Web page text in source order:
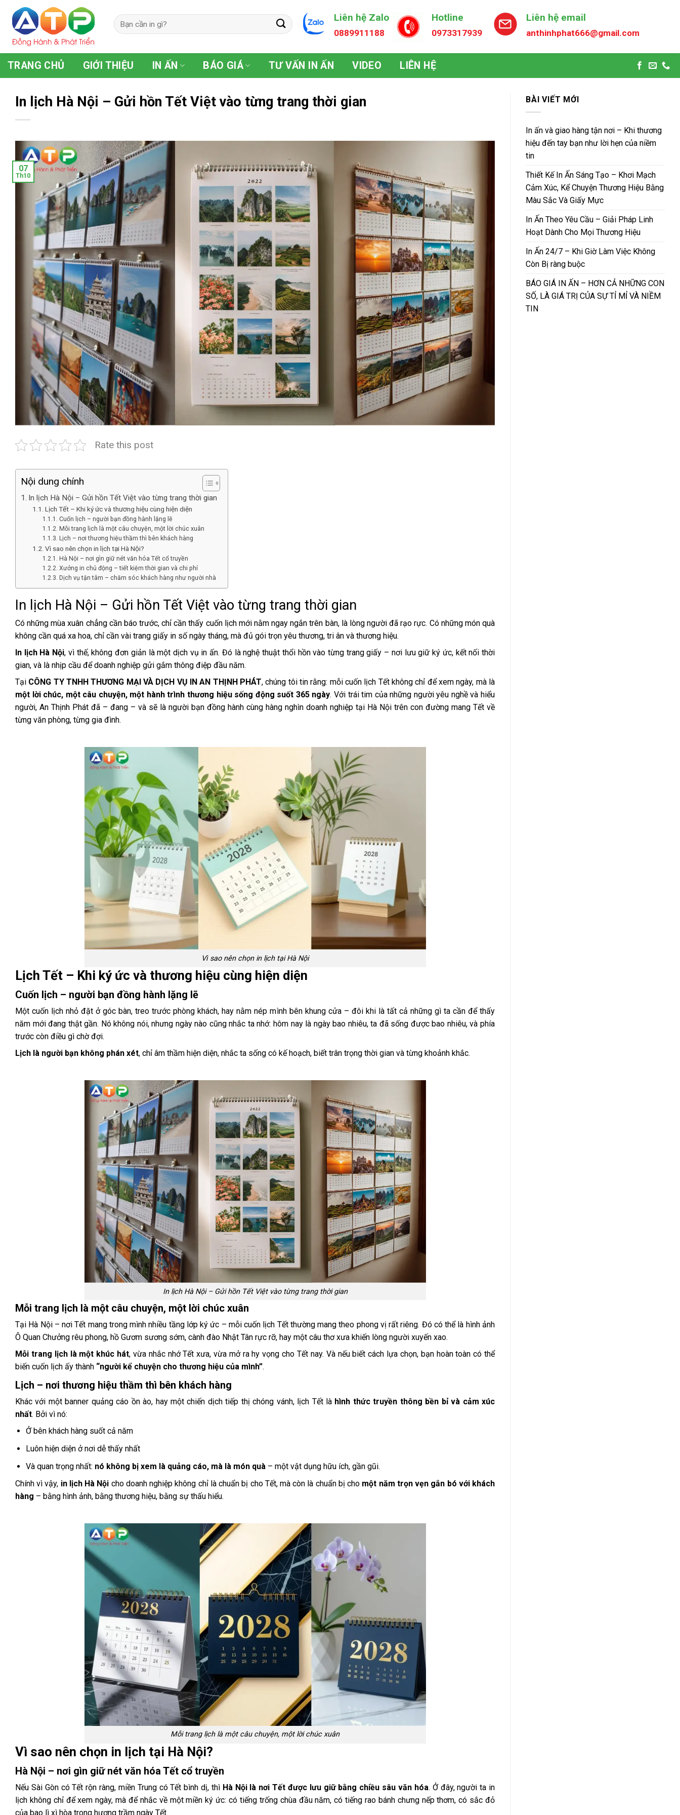
content
Liên hệ Zalo
0889911188
Hotline
0973317939
Liên hệ email
anthinhphat666@gmail.com
TRANG CHỦ GIỚI THIỆU IN ẤN BÁO GIÁ TƯ VẤN IN ẤN VIDEO LIÊN HỆ
In lịch Hà Nội – Gửi hồn Tết Việt vào từng trang thời gian
07
Th10
Rate this post
Nội dung chính
In lịch Hà Nội – Gửi hồn Tết Việt vào từng trang thời gian
Lịch Tết – Khi ký ức và thương hiệu cùng hiện diện
Cuốn lịch – người bạn đồng hành lặng lẽ
Mỗi trang lịch là một câu chuyện, một lời chúc xuân
Lịch – nơi thương hiệu thầm thì bên khách hàng
Vì sao nên chọn in lịch tại Hà Nội?
Hà Nội – nơi gìn giữ nét văn hóa Tết cổ truyền
Xưởng in chủ động – tiết kiệm thời gian và chi phí
Dịch vụ tận tâm – chăm sóc khách hàng như người nhà
In lịch Hà Nội – Gửi hồn Tết Việt vào từng trang thời gian
Có những mùa xuân chẳng cần báo trước, chỉ cần thấy cuốn lịch mới nằm ngay ngắn trên bàn, là lòng người đã rạo rực. Có những món quà
không cần quá xa hoa, chỉ cần vài trang giấy in số ngày tháng, mà đủ gói trọn yêu thương, tri ân và thương hiệu.
In lịch Hà Nội, vì thế, không đơn giản là một dịch vụ in ấn. Đó là nghệ thuật thổi hồn vào từng trang giấy – nơi lưu giữ ký ức, kết nối thời
gian, và là nhịp cầu để doanh nghiệp gửi gắm thông điệp đầu năm.
Tại CÔNG TY TNHH THƯƠNG MẠI VÀ DỊCH VỤ IN AN THỊNH PHÁT, chúng tôi tin rằng: mỗi cuốn lịch Tết không chỉ để xem ngày, mà là
một lời chúc, một câu chuyện, một hành trình thương hiệu sống động suốt 365 ngày. Với trái tim của những người yêu nghề và hiểu
người, An Thịnh Phát đã – đang – và sẽ là người bạn đồng hành cùng hàng nghìn doanh nghiệp tại Hà Nội trên con đường mang Tết về
từng văn phòng, từng gia đình.
Vì sao nên chọn in lịch tại Hà Nội
Lịch Tết – Khi ký ức và thương hiệu cùng hiện diện
Cuốn lịch – người bạn đồng hành lặng lẽ
Một cuốn lịch nhỏ đặt ở góc bàn, treo trước phòng khách, hay nằm nép mình bên khung cửa – đôi khi là tất cả những gì ta cần để thấy
năm mới đang thật gần. Nó không nói, nhưng ngày nào cũng nhắc ta nhớ: hôm nay là ngày bao nhiêu, ta đã sống được bao nhiêu, và phía
trước còn điều gì chờ đợi.
Lịch là người bạn không phán xét, chỉ âm thầm hiện diện, nhắc ta sống có kế hoạch, biết trân trọng thời gian và từng khoảnh khắc.
In lịch Hà Nội – Gửi hồn Tết Việt vào từng trang thời gian
Mỗi trang lịch là một câu chuyện, một lời chúc xuân
Tại Hà Nội – nơi Tết mang trong mình nhiều tầng lớp ký ức – mỗi cuốn lịch Tết thường mang theo phong vị rất riêng. Đó có thể là hình ảnh
Ô Quan Chưởng rêu phong, hồ Gươm sương sớm, cành đào Nhật Tân rực rỡ, hay một câu thơ xưa khiến lòng người xuyến xao.
Mỗi trang lịch là một khúc hát, vừa nhắc nhớ Tết xưa, vừa mở ra hy vọng cho Tết nay. Và nếu biết cách lựa chọn, bạn hoàn toàn có thể
biến cuốn lịch ấy thành “người kể chuyện cho thương hiệu của mình”.
Lịch – nơi thương hiệu thầm thì bên khách hàng
Khác với một banner quảng cáo ồn ào, hay một chiến dịch tiếp thị chóng vánh, lịch Tết là hình thức truyền thông bền bỉ và cảm xúc
nhất. Bởi vì nó:
Ở bên khách hàng suốt cả năm
Luôn hiện diện ở nơi dễ thấy nhất
Và quan trọng nhất: nó không bị xem là quảng cáo, mà là món quà – một vật dụng hữu ích, gần gũi.
Chính vì vậy, in lịch Hà Nội cho doanh nghiệp không chỉ là chuẩn bị cho Tết, mà còn là chuẩn bị cho một năm trọn vẹn gắn bó với khách
hàng – bằng hình ảnh, bằng thương hiệu, bằng sự thấu hiểu.
Mỗi trang lịch là một câu chuyện, một lời chúc xuân
Vì sao nên chọn in lịch tại Hà Nội?
Hà Nội – nơi gìn giữ nét văn hóa Tết cổ truyền
Nếu Sài Gòn có Tết rộn ràng, miền Trung có Tết bình dị, thì Hà Nội là nơi Tết được lưu giữ bằng chiều sâu văn hóa. Ở đây, người ta in
lịch không chỉ để xem ngày, mà để nhắc về một miền ký ức: có tiếng trống chùa đầu năm, có tiếng rao bánh chưng nếp thơm, có sắc đỏ
của bao lì xì hòa trong hương trầm ngày Tết.
BÀI VIẾT MỚI
In ấn và giao hàng tận nơi – Khi thương
hiệu đến tay bạn như lời hẹn của niềm
tin
Thiết Kế In Ấn Sáng Tạo – Khơi Mạch
Cảm Xúc, Kể Chuyện Thương Hiệu Bằng
Màu Sắc Và Giấy Mực
In Ấn Theo Yêu Cầu – Giải Pháp Linh
Hoạt Dành Cho Mọi Thương Hiệu
In Ấn 24/7 – Khi Giờ Làm Việc Không
Còn Bị ràng buộc
BÁO GIÁ IN ẤN – HƠN CẢ NHỮNG CON
SỐ, LÀ GIÁ TRỊ CỦA SỰ TỈ MỈ VÀ NIỀM
TIN